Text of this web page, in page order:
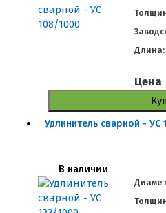
Длина:
Цена
Удлинитель сварной - УС
В наличии